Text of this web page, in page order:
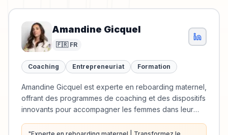
Amandine Gicquel
🇫🇷 FR
Coaching Entrepreneuriat Formation
Amandine Gicquel est experte en reboarding maternel,
offrant des programmes de coaching et des dispositifs
innovants pour accompagner les femmes dans leur